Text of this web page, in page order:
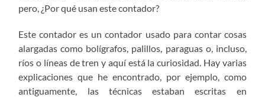
pero, ¿Por qué usan este contador?
Este contador es un contador usado para contar cosas
alargadas como bolígrafos, palillos, paraguas o, incluso,
ríos o líneas de tren y aquí está la curiosidad. Hay varias
explicaciones que he encontrado, por ejemplo, como
antiguamente, las técnicas estaban escritas en